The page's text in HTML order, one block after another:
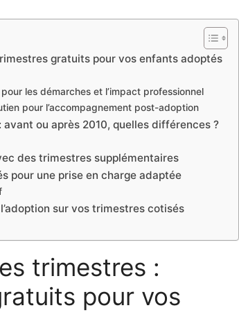
gratuits pour vos enfants adoptés
les démarches et l’impact professionnel
pour l’accompagnement post-adoption
ou après 2010, quelles différences ?
des trimestres supplémentaires
pour une prise en charge adaptée
sur vos trimestres cotisés
trimestres :
pour vos